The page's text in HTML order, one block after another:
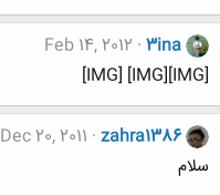
3ina
Feb 14, 2012
[IMG][IMG] [IMG]
zahra1386
Dec 20, 2011
سلام